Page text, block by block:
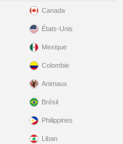
Canada
États-Unis
Mexique
Colombie
Animaux
Brésil
Philippines
Liban